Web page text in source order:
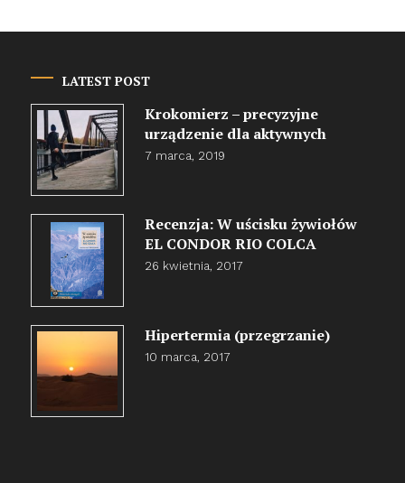
LATEST POST
Krokomierz – precyzyjne
urządzenie dla aktywnych
7 marca, 2019
Recenzja: W uścisku żywiołów
EL CONDOR RIO COLCA
26 kwietnia, 2017
Hipertermia (przegrzanie)
10 marca, 2017